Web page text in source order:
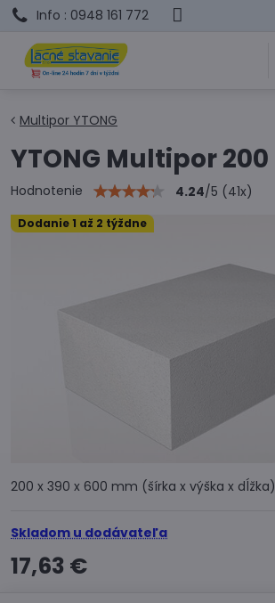
Info : 0948 161 772
Dodanie 1 až 2 týždne
Multipor YTONG
YTONG Multipor 200
Hodnotenie 4.24/5 (41x)
200 x 390 x 600 mm (šírka x výška x dĺžka)
Skladom u dodávateľa
17,63 €